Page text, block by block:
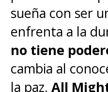
sueña con ser
enfrenta a la
no tiene
cambia al
la paz, All